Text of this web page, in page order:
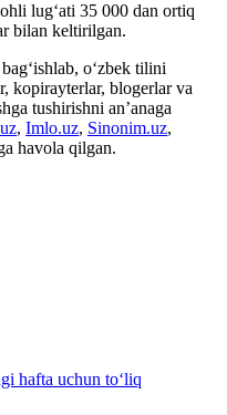
lug‘ati 35 000 dan ortiq
bilan keltirilgan.
o‘zbek tilini
kopirayterlar, blogerlar va
tushirishni an’anaga
, Imlo.uz, Sinonim.uz,
havola qilgan.
hafta uchun to‘liq